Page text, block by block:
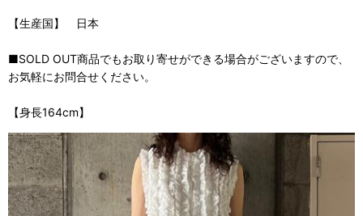
【生産国】 日本
■SOLD OUT商品でもお取り寄せができる場合がございますので、
お気軽にお問合せください。
【身長164cm】